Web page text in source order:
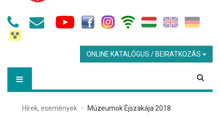
ONLINE KATALÓGUS / BEIRATKOZÁS
Hírek, események Múzeumok Éjszakája 2018